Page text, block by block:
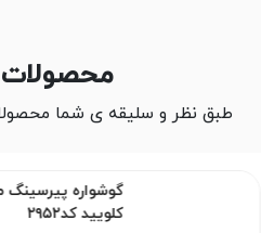
طبق نظر و سلیقه ی شما
گوشواره پیرسینگ
کلویید کد۲۹۵۲